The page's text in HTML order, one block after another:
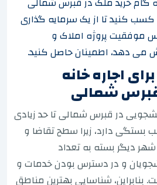
کسب کنید تا از یک سرمایه گذاری
موفقیت پروژه املاک و
می دهد، اطمینان حاصل کنید.
اجاره خانه
شمالی
در قبرس شمالی تا حد زیادی
بستگی دارد، زیرا سطح تقاضا و
دیگر بسته به تعداد
و در دسترس بودن خدمات و
شناسایی بهترین مناطق